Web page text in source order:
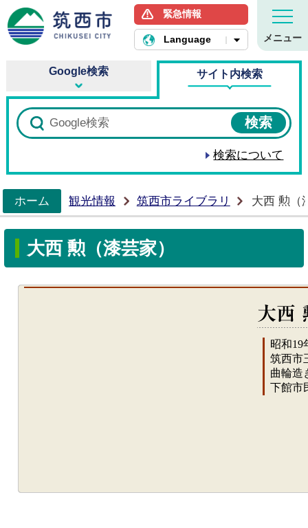
筑西市ホームページ
緊急情報
Language メニュー
Google検索 サイト内検索
検索について
ホーム
観光情報 筑西市ライブラリ 大西 勲（
大西 勲（漆芸家）